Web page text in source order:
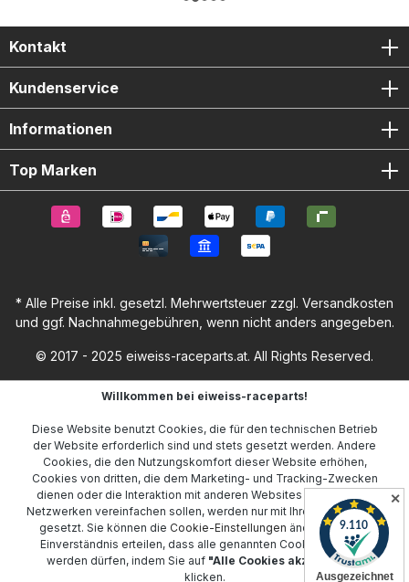
Kontakt
Kundenservice
Informationen
Top Marken
* Alle Preise inkl. gesetzl. Mehrwertsteuer zzgl. Versandkosten
und ggf. Nachnahmegebühren, wenn nicht anders angegeben.
© 2017 - 2025 eiweiss-raceparts.at. All Rights Reserved.
Willkommen bei eiweiss-raceparts!
Diese Website benutzt Cookies, die für den technischen Betrieb
der Website erforderlich sind und stets gesetzt werden. Andere
Cookies, die den Nutzungskomfort dieser Website erhöhen,
Cookies von dritten, die dem Marketing- und Tracking-Zwecken
dienen oder die Interaktion mit anderen Websites und sozialen
Netzwerken vereinfachen sollen, werden nur mit Ihrer Zustimmung
gesetzt. Sie können die Cookie-Einstellungen ändern oder Ihr
Einverständnis erteilen, dass alle genannten Cookies gesetzt
werden dürfen, indem Sie auf "Alle Cookies akzeptieren"
klicken.
✕